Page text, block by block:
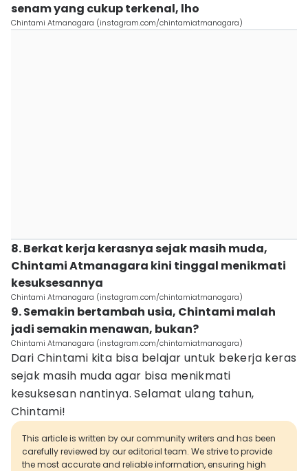
senam yang cukup terkenal, lho
Chintami Atmanagara (instagram.com/chintamiatmanagara)
8. Berkat kerja kerasnya sejak masih muda,
Chintami Atmanagara kini tinggal menikmati
kesuksesannya
Chintami Atmanagara (instagram.com/chintamiatmanagara)
9. Semakin bertambah usia, Chintami malah
jadi semakin menawan, bukan?
Chintami Atmanagara (instagram.com/chintamiatmanagara)
Dari Chintami kita bisa belajar untuk bekerja keras
sejak masih muda agar bisa menikmati
kesuksesan nantinya. Selamat ulang tahun,
Chintami!
This article is written by our community writers and has been
carefully reviewed by our editorial team. We strive to provide
the most accurate and reliable information, ensuring high